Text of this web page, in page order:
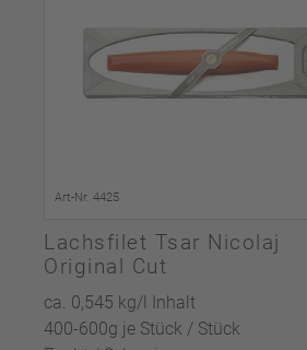
Art-Nr. 4425
Lachsfilet Tsar Nicolaj
Original Cut
ca. 0,545 kg/l Inhalt
400-600g je Stück / Stück